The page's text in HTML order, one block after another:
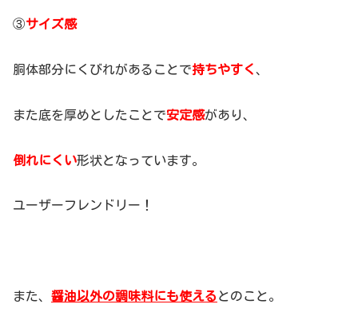
③サイズ感
胴体部分にくびれがあることで持ちやすく 、
また底を厚めとしたことで安定感があり、
倒れにくい形状となっています。
ユーザーフレンドリー！
また、 醤油以外の調味料にも使える とのこと。